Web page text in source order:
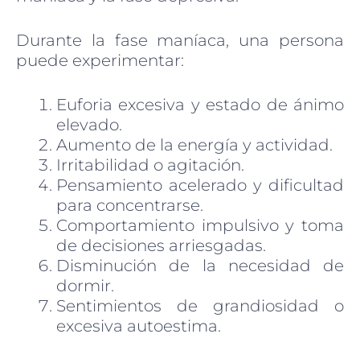
Durante la fase maníaca, una persona
puede experimentar:
Euforia excesiva y estado de ánimo
elevado.
Aumento de la energía y actividad.
Irritabilidad o agitación.
Pensamiento acelerado y dificultad
para concentrarse.
Comportamiento impulsivo y toma
de decisiones arriesgadas.
Disminución de la necesidad de
dormir.
Sentimientos de grandiosidad o
excesiva autoestima.